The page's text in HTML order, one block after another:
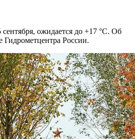
ожидается до +17 °С. Об
Гидрометцентра России.